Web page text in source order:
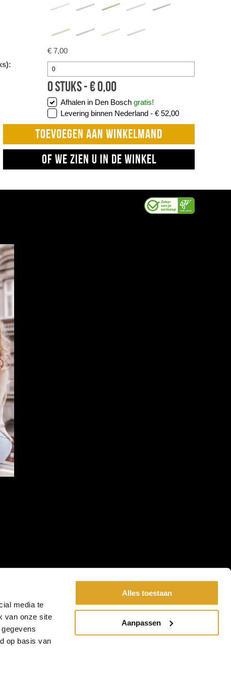
media te
van onze site
op basis van
Alles toestaan
Aanpassen
€ 7,00
0stuks -€0,00
Afhalen in Den Bosch gratis!
Levering binnen Nederland - € 52,00
TOEVOEGEN AAN WINKELMAND
OF WE ZIEN U IN DE WINKEL